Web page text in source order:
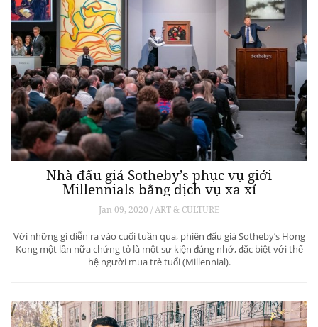
Nhà đấu giá Sotheby’s phục vụ giới
Millennials bằng dịch vụ xa xỉ
Jan 09, 2020 / ART & CULTURE
Với những gì diễn ra vào cuối tuần qua, phiên đấu giá Sotheby’s Hong
Kong một lần nữa chứng tỏ là một sự kiện đáng nhớ, đặc biệt với thế
hệ người mua trẻ tuổi (Millennial).